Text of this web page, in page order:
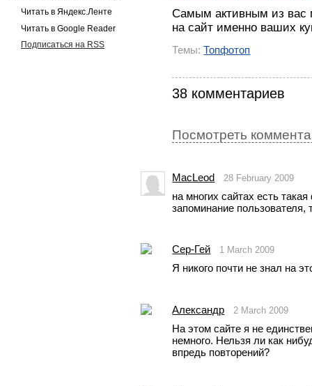
Читать в Яндекс.Ленте
Читать в Google Reader
Подписаться на RSS
Cамым активным из вас
на сайт именно ваших
Темы: Топфотоп
38 комментариев
Посмотреть
MacLeod 28 February 2009
на многих сайтах есть
запоминание пользователя,
Сер-Гей 1 March 2009
Я никого почти не знал на
Александр 2 March 2009
На этом сайте я не
немного. Нельзя ли как
впредь повторений?